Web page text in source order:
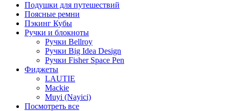
Подушки для путешествий
Поясные ремни
Пэкинг Кубы
Ручки и блокноты
Ручки Bellroy
Ручки Big Idea Design
Ручки Fisher Space Pen
Фиджеты
LAUTIE
Mackie
Muyi (Nayici)
Посмотреть все